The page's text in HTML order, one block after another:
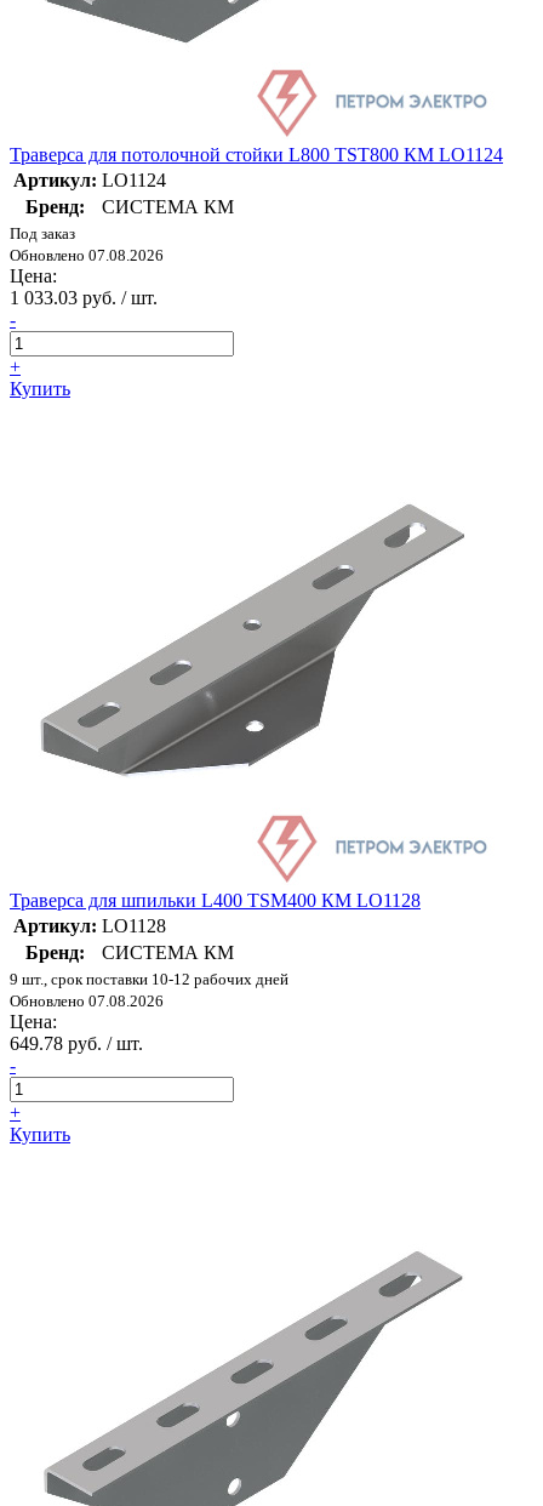
Траверса для потолочной стойки L800 TST800 КМ LO1124
Артикул: LO1124
Бренд:
СИСТЕМА КМ
Под заказ
Обновлено 07.08.2026
Цена:
1 033.03 руб. / шт.
-
+
Купить
Траверса для шпильки L400 TSM400 КМ LO1128
Артикул: LO1128
Бренд:
СИСТЕМА КМ
9 шт., срок поставки 10-12 рабочих дней
Обновлено 07.08.2026
Цена:
649.78 руб. / шт.
-
+
Купить